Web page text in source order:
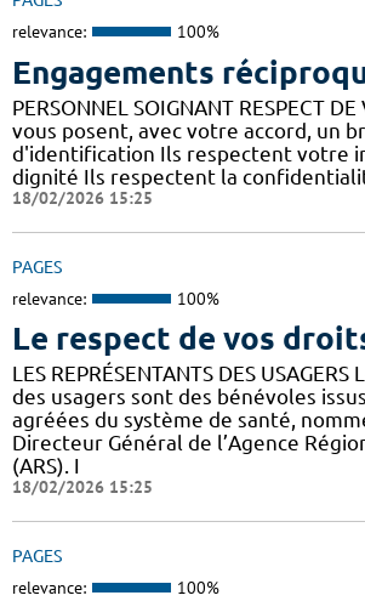
relevance: 100%
Engagements
PERSONNEL SOIGNANT RESPECT
vous posent, avec votre accord, un
d'identification Ils respectent votre
dignité Ils respectent la
18/02/2026 15:25
PAGES
relevance: 100%
Le respect de vos
LES REPRÉSENTANTS DES
des usagers sont des bénévoles
agréées du système de santé,
Directeur Général de l’Agence
(ARS). I
18/02/2026 15:25
PAGES
relevance: 100%